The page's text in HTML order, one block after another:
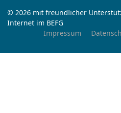
© 2026 mit freundlicher
Internet im BEFG
Impressum